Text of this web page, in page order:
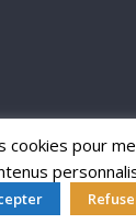
cookies pour